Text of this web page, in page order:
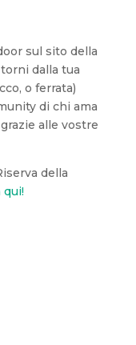
sul sito della
dalla tua
o ferrata)
di chi ama
alle vostre
della
qui!